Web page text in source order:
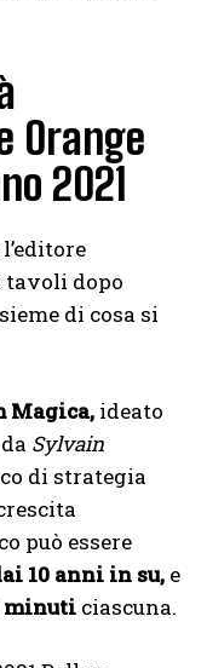
Orange
2021
dopo
di cosa si
Magica, ideato
Sylvain
di strategia
può essere
10 anni in su, e
minuti ciascuna.